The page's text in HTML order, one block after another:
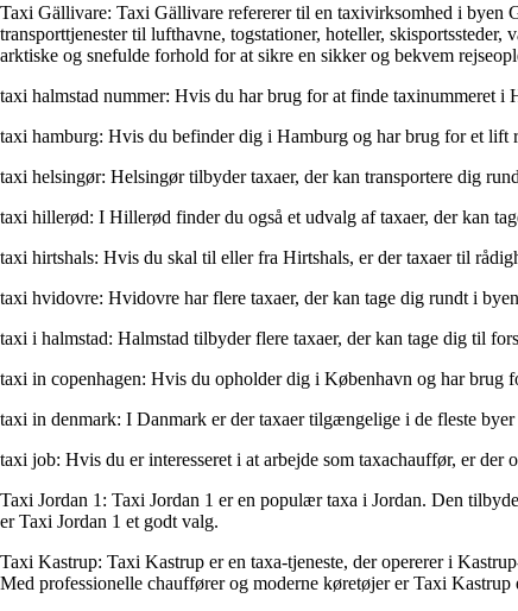
Taxi Gällivare: Taxi Gällivare refererer til en taxivirksomhed i byen
transporttjenester til lufthavne, togstationer, hoteller,
arktiske og snefulde forhold for at sikre en sikker og bekvem
taxi halmstad nummer: Hvis du har brug for at finde taxinummeret i
taxi hamburg: Hvis du befinder dig i Hamburg og har brug for et lift
taxi helsingør: Helsingør tilbyder taxaer, der kan transportere dig
taxi hillerød: I Hillerød finder du også et udvalg af taxaer, der kan
taxi hirtshals: Hvis du skal til eller fra Hirtshals, er der taxaer til
taxi hvidovre: Hvidovre har flere taxaer, der kan tage dig rundt i
taxi i halmstad: Halmstad tilbyder flere taxaer, der kan tage dig til
taxi in copenhagen: Hvis du opholder dig i København og har brug
taxi in denmark: I Danmark er der taxaer tilgængelige i de fleste
taxi job: Hvis du er interesseret i at arbejde som taxachauffør, er
Taxi Jordan 1: Taxi Jordan 1 er en populær taxa i Jordan. Den
er Taxi Jordan 1 et godt valg.
Taxi Kastrup: Taxi Kastrup er en taxa-tjeneste, der opererer i
Med professionelle chauffører og moderne køretøjer er Taxi